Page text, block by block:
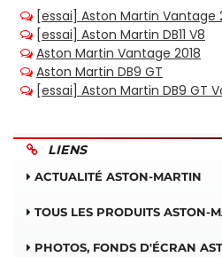
LIENS
ACTUALITÉ ASTON-MARTIN
TOUS LES PRODUITS ASTON-
PHOTOS, FONDS D'ÉCRAN